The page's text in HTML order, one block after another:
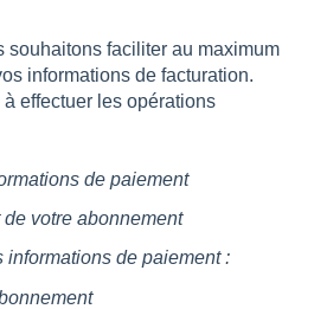
souhaitons faciliter au maximum
informations de facturation.
effectuer les opérations
de paiement
votre abonnement
informations de paiement :